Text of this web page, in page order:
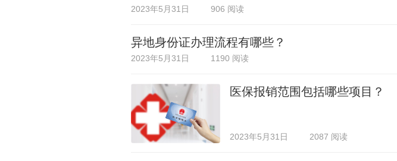
2023年5月31日 906 阅读
异地身份证办理流程有哪些？
2023年5月31日 1190 阅读
医保报销范围包括哪些项目？
2023年5月31日 2087 阅读